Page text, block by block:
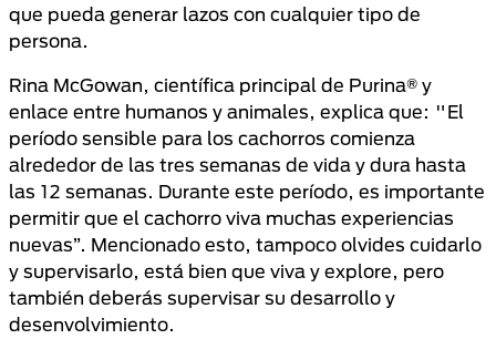
que pueda generar lazos con cualquier tipo de
persona.
Rina McGowan, científica principal de Purina® y
enlace entre humanos y animales, explica que: "El
período sensible para los cachorros comienza
alrededor de las tres semanas de vida y dura hasta
las 12 semanas. Durante este período, es importante
permitir que el cachorro viva muchas experiencias
nuevas”. Mencionado esto, tampoco olvides cuidarlo
y supervisarlo, está bien que viva y explore, pero
también deberás supervisar su desarrollo y
desenvolvimiento.